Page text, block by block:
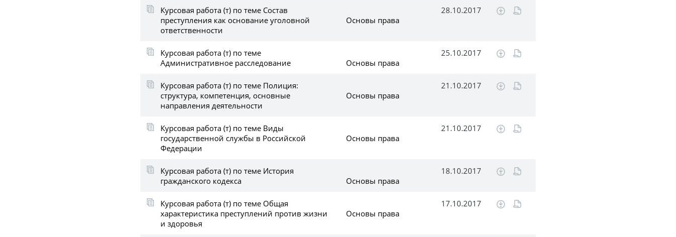
Курсовая работа (т) по теме Состав
преступления как основание уголовной
ответственности
Основы права
28.10.2017
Курсовая работа (т) по теме
Административное расследование
Основы права
25.10.2017
Курсовая работа (т) по теме Полиция:
структура, компетенция, основные
направления деятельности
Основы права
21.10.2017
Курсовая работа (т) по теме Виды
государственной службы в Российской
Федерации
Основы права
21.10.2017
Курсовая работа (т) по теме История
гражданского кодекса
Основы права
18.10.2017
Курсовая работа (т) по теме Общая
характеристика преступлений против жизни
и здоровья
Основы права
17.10.2017